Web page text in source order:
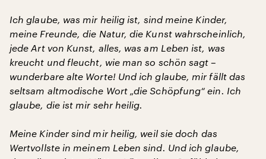
Ich glaube, was mir heilig ist, sind meine Kinder,
meine Freunde, die Natur, die Kunst wahrscheinlich,
jede Art von Kunst, alles, was am Leben ist, was
kreucht und fleucht, wie man so schön sagt –
wunderbare alte Worte! Und ich glaube, mir fällt das
seltsam altmodische Wort „die Schöpfung“ ein. Ich
glaube, die ist mir sehr heilig.
Meine Kinder sind mir heilig, weil sie doch das
Wertvollste in meinem Leben sind. Und ich glaube,